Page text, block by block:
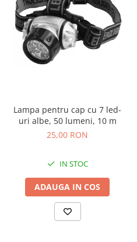
Lampa pentru cap cu 7 led-
uri albe, 50 lumeni, 10 m
25,00 RON
IN STOC
ADAUGA IN COS